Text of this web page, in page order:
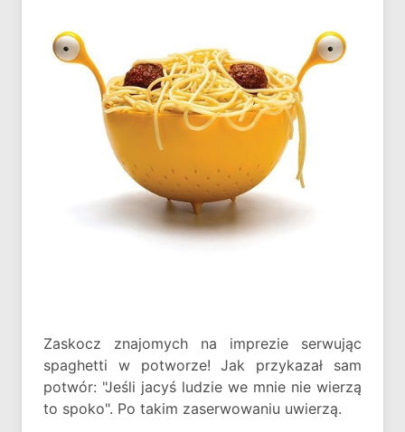
Zaskocz znajomych na imprezie serwując
spaghetti w potworze! Jak przykazał sam
potwór: "Jeśli jacyś ludzie we mnie nie wierzą
to spoko". Po takim zaserwowaniu uwierzą.